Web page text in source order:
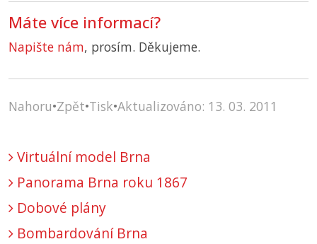
Máte více informací?
Napište nám, prosím. Děkujeme.
Nahoru•Zpět•Tisk•Aktualizováno: 13. 03. 2011
Virtuální model Brna
Panorama Brna roku 1867
Dobové plány
Bombardování Brna